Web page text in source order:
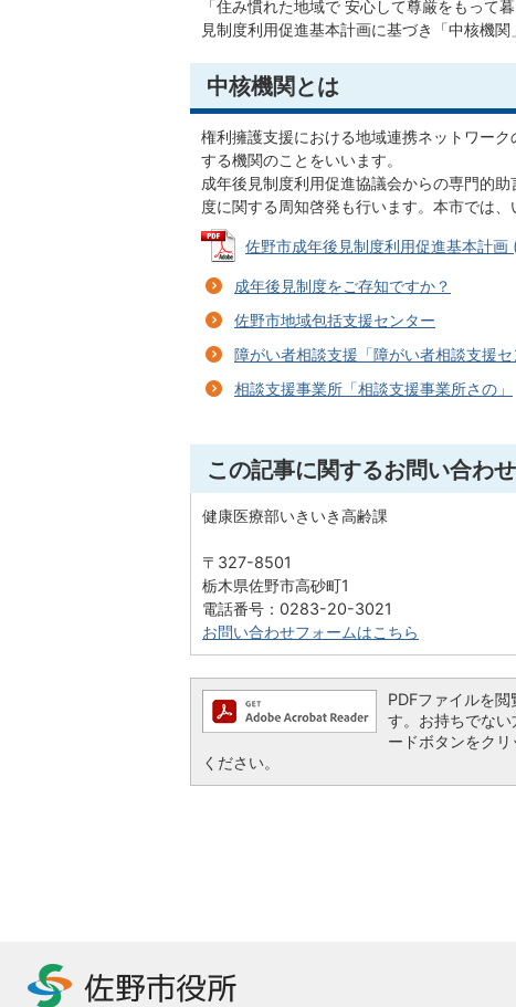
「住み慣れた地域で 安心して尊厳をもって
見制度利用促進基本計画に基づき「中核機関
中核機関とは
権利擁護支援における地域連携ネットワー
する機関のことをいいます。
成年後見制度利用促進協議会からの専門的
度に関する周知啓発も行います。本市では、
佐野市成年後見制度利用促進基本計画
成年後見制度をご存知ですか？
佐野市地域包括支援センター
障がい者相談支援「障がい者相談支援セ
相談支援事業所「相談支援事業所さの」
この記事に関するお問い合わ
健康医療部いきいき高齢課
〒327-8501
栃木県佐野市高砂町1
電話番号：0283-20-3021
お問い合わせフォームはこちら
PDFファイルを
す。お持ちでな
ードボタンをク
ください。